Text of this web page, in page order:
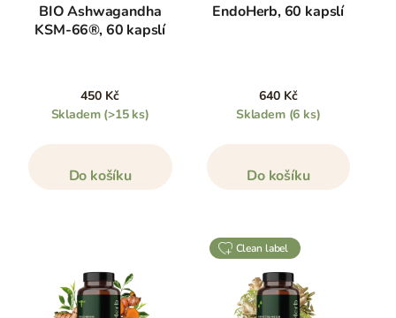
BIO Ashwagandha
KSM-66®, 60 kapslí
450 Kč
Skladem (>15 ks)
Do košíku
EndoHerb, 60 kapslí
640 Kč
Skladem (6 ks)
Do košíku
clean label